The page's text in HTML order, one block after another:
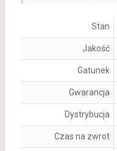
Stan
Jakość
Gatunek
Gwarancja
Dystrybucja
Czas na zwrot